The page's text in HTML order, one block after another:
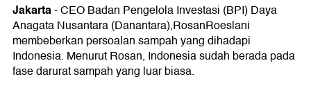
Jakarta-CEO Badan Pengelola Investasi (BPI) Daya
Anagata Nusantara (Danantara),RosanRoeslani
membeberkan persoalan sampah yang dihadapi
Indonesia. Menurut Rosan, Indonesia sudah berada pada
fase darurat sampah yang luar biasa.